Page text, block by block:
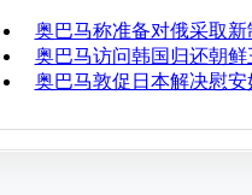
奥巴马称准备对俄采取新
奥巴马访问韩国归还朝鲜
奥巴马敦促日本解决慰安